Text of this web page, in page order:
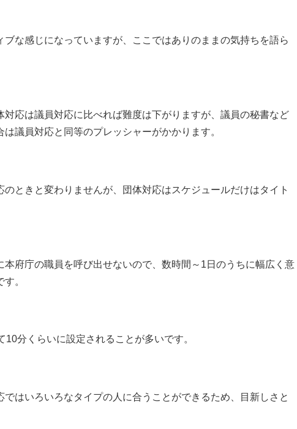
ブな感じになっていますが、ここではありのままの気持ちを語ら
対応は議員対応に比べれば難度は下がりますが、議員の秘書など
議員対応と同等のプレッシャーがかかります。
ときと変わりませんが、団体対応はスケジュールだけはタイト
府庁の職員を呼び出せないので、数時間～1日のうちに幅広く意
。
分くらいに設定されることが多いです。
はいろいろなタイプの人に合うことができるため、目新しさと